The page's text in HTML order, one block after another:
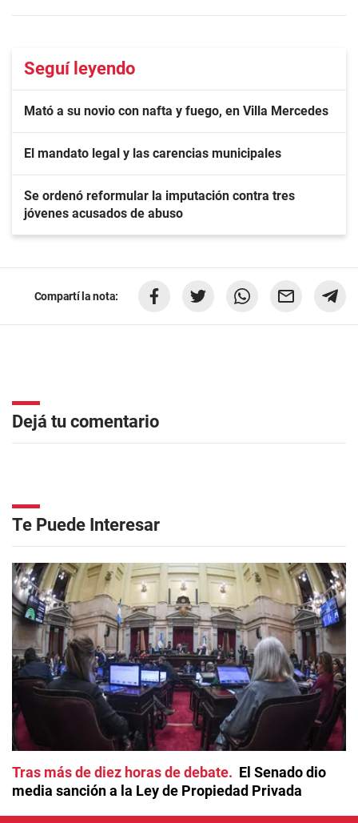
Seguí leyendo
Mató a su novio con nafta y fuego, en Villa Mercedes
El mandato legal y las carencias municipales
Se ordenó reformular la imputación contra tres
jóvenes acusados de abuso
Compartí la nota:
Dejá tu comentario
Te Puede Interesar
Tras más de diez horas de debate
El Senado dio
media sanción a la Ley de Propiedad Privada